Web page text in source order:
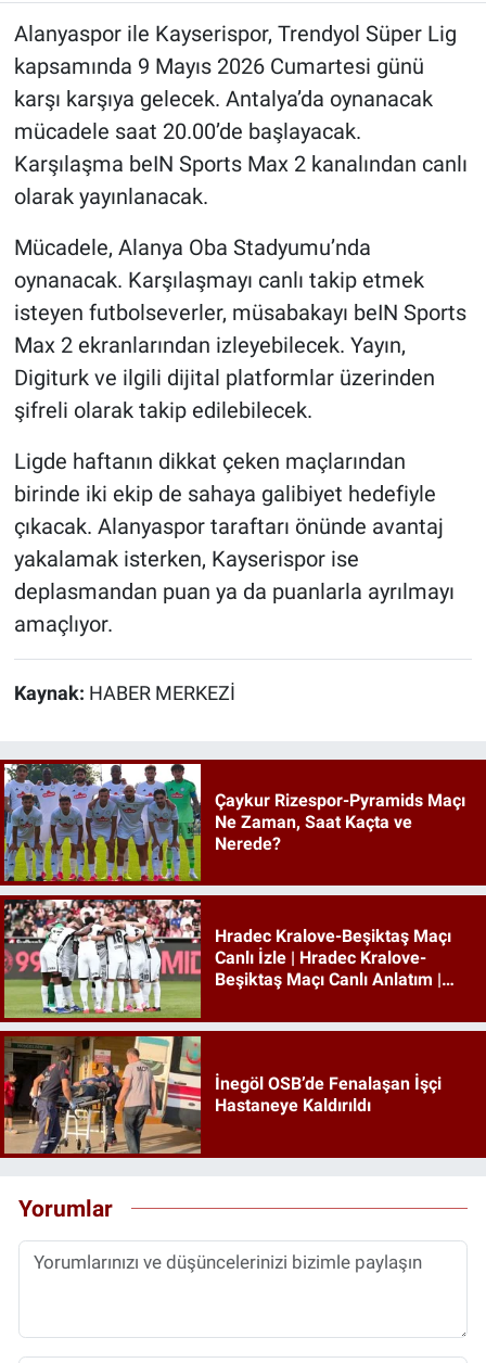
Alanyaspor ile Kayserispor, Trendyol Süper Lig
kapsamında 9 Mayıs 2026 Cumartesi günü
karşı karşıya gelecek. Antalya’da oynanacak
mücadele saat 20.00’de başlayacak.
Karşılaşma beIN Sports Max 2 kanalından canlı
olarak yayınlanacak.
Mücadele, Alanya Oba Stadyumu’nda
oynanacak. Karşılaşmayı canlı takip etmek
isteyen futbolseverler, müsabakayı beIN Sports
Max 2 ekranlarından izleyebilecek. Yayın,
Digiturk ve ilgili dijital platformlar üzerinden
şifreli olarak takip edilebilecek.
Ligde haftanın dikkat çeken maçlarından
birinde iki ekip de sahaya galibiyet hedefiyle
çıkacak. Alanyaspor taraftarı önünde avantaj
yakalamak isterken, Kayserispor ise
deplasmandan puan ya da puanlarla ayrılmayı
amaçlıyor.
Kaynak: HABER MERKEZİ
Çaykur Rizespor-Pyramids Maçı
Ne Zaman, Saat Kaçta ve
Nerede?
Hradec Kralove-Beşiktaş Maçı
Canlı İzle | Hradec Kralove-
Beşiktaş Maçı Canlı Anlatım |
İnegöl OSB’de Fenalaşan İşçi
Hastaneye Kaldırıldı
Yorumlar